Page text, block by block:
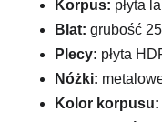
Korpus: płyta
Blat: grubość
Plecy: płyta
Nóżki:
Kolor korpusu: